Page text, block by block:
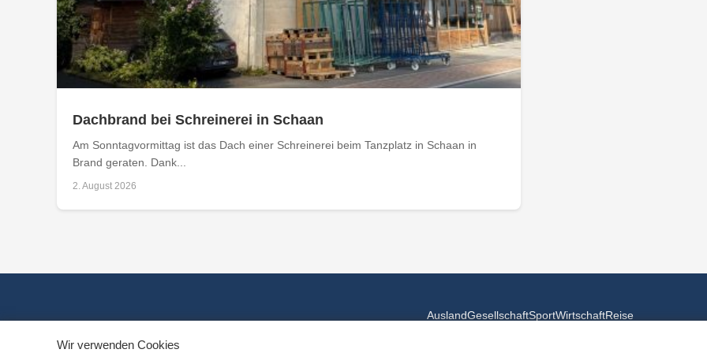
Dachbrand bei Schreinerei in Schaan
Am Sonntagvormittag ist das Dach einer Schreinerei beim Tanzplatz in Schaan in
Brand geraten. Dank...
2. August 2026
AuslandGesellschaftSportWirtschaftReise
Wir verwenden Cookies